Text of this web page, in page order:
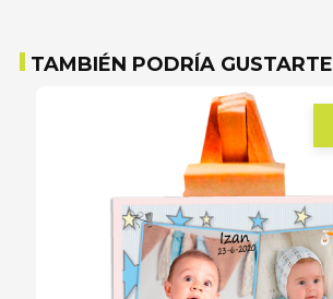
TAMBIÉN PODRÍA GUSTARTE